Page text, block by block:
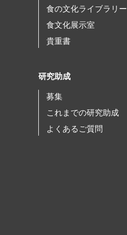
食の文化ライブラリー
食文化展示室
貴重書
研究助成
募集
これまでの研究助成
よくあるご質問